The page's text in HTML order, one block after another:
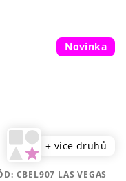
Novinka
+ více druhů
CBEL907 LAS VEGAS